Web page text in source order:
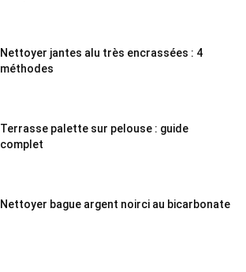
Nettoyer jantes alu très encrassées : 4
méthodes
Terrasse palette sur pelouse : guide
complet
Nettoyer bague argent noirci au bicarbonate